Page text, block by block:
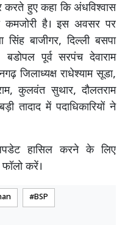
करते हुए कहा कि अंधविश्वास
है। इस अवसर पर
सिंह बाजीगर, दिल्ली बसपा
पूर्व सरपंच देवाराम
जिलाध्यक्ष राधेश्याम सूडा,
कुलवंत सुथार, दौलतराम
तादाद में पदाधिकारियों ने
हासिल करने के लिए
करें।
BSP